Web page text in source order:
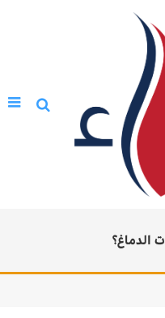
الدماغ؟